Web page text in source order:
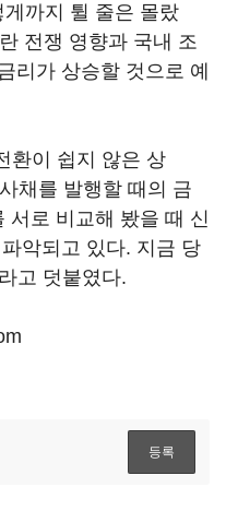
까지 튈 줄은 몰랐
전쟁 영향과 국내 조
리가 상승할 것으로 예
환이 쉽지 않은 상
채를 발행할 때의 금
서로 비교해 봤을 때 신
악되고 있다. 지금 당
고 덧붙였다.